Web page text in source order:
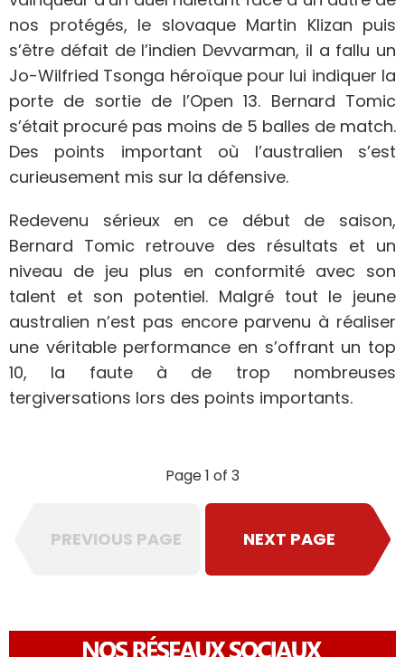
nos protégés, le slovaque Martin Klizan puis
s’être défait de l’indien Devvarman, il a fallu un
Jo-Wilfried Tsonga héroïque pour lui indiquer la
porte de sortie de l’Open 13. Bernard Tomic
s’était procuré pas moins de 5 balles de match.
Des points important où l’australien s’est
curieusement mis sur la défensive.
Redevenu sérieux en ce début de saison,
Bernard Tomic retrouve des résultats et un
niveau de jeu plus en conformité avec son
talent et son potentiel. Malgré tout le jeune
australien n’est pas encore parvenu à réaliser
une véritable performance en s’offrant un top
10, la faute à de trop nombreuses
tergiversations lors des points importants.
Page 1 of 3
PREVIOUS PAGE NEXT PAGE